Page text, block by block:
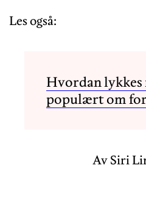
Les også:
Hvordan lykkes
populært om
Av Siri